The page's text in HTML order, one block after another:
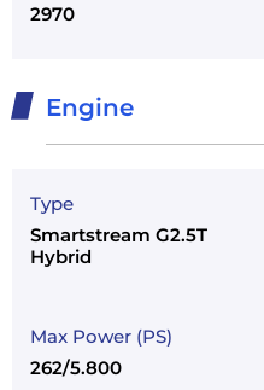
2970
Engine
Type
Smartstream G2.5T
Hybrid
Max Power (PS)
262/5.800